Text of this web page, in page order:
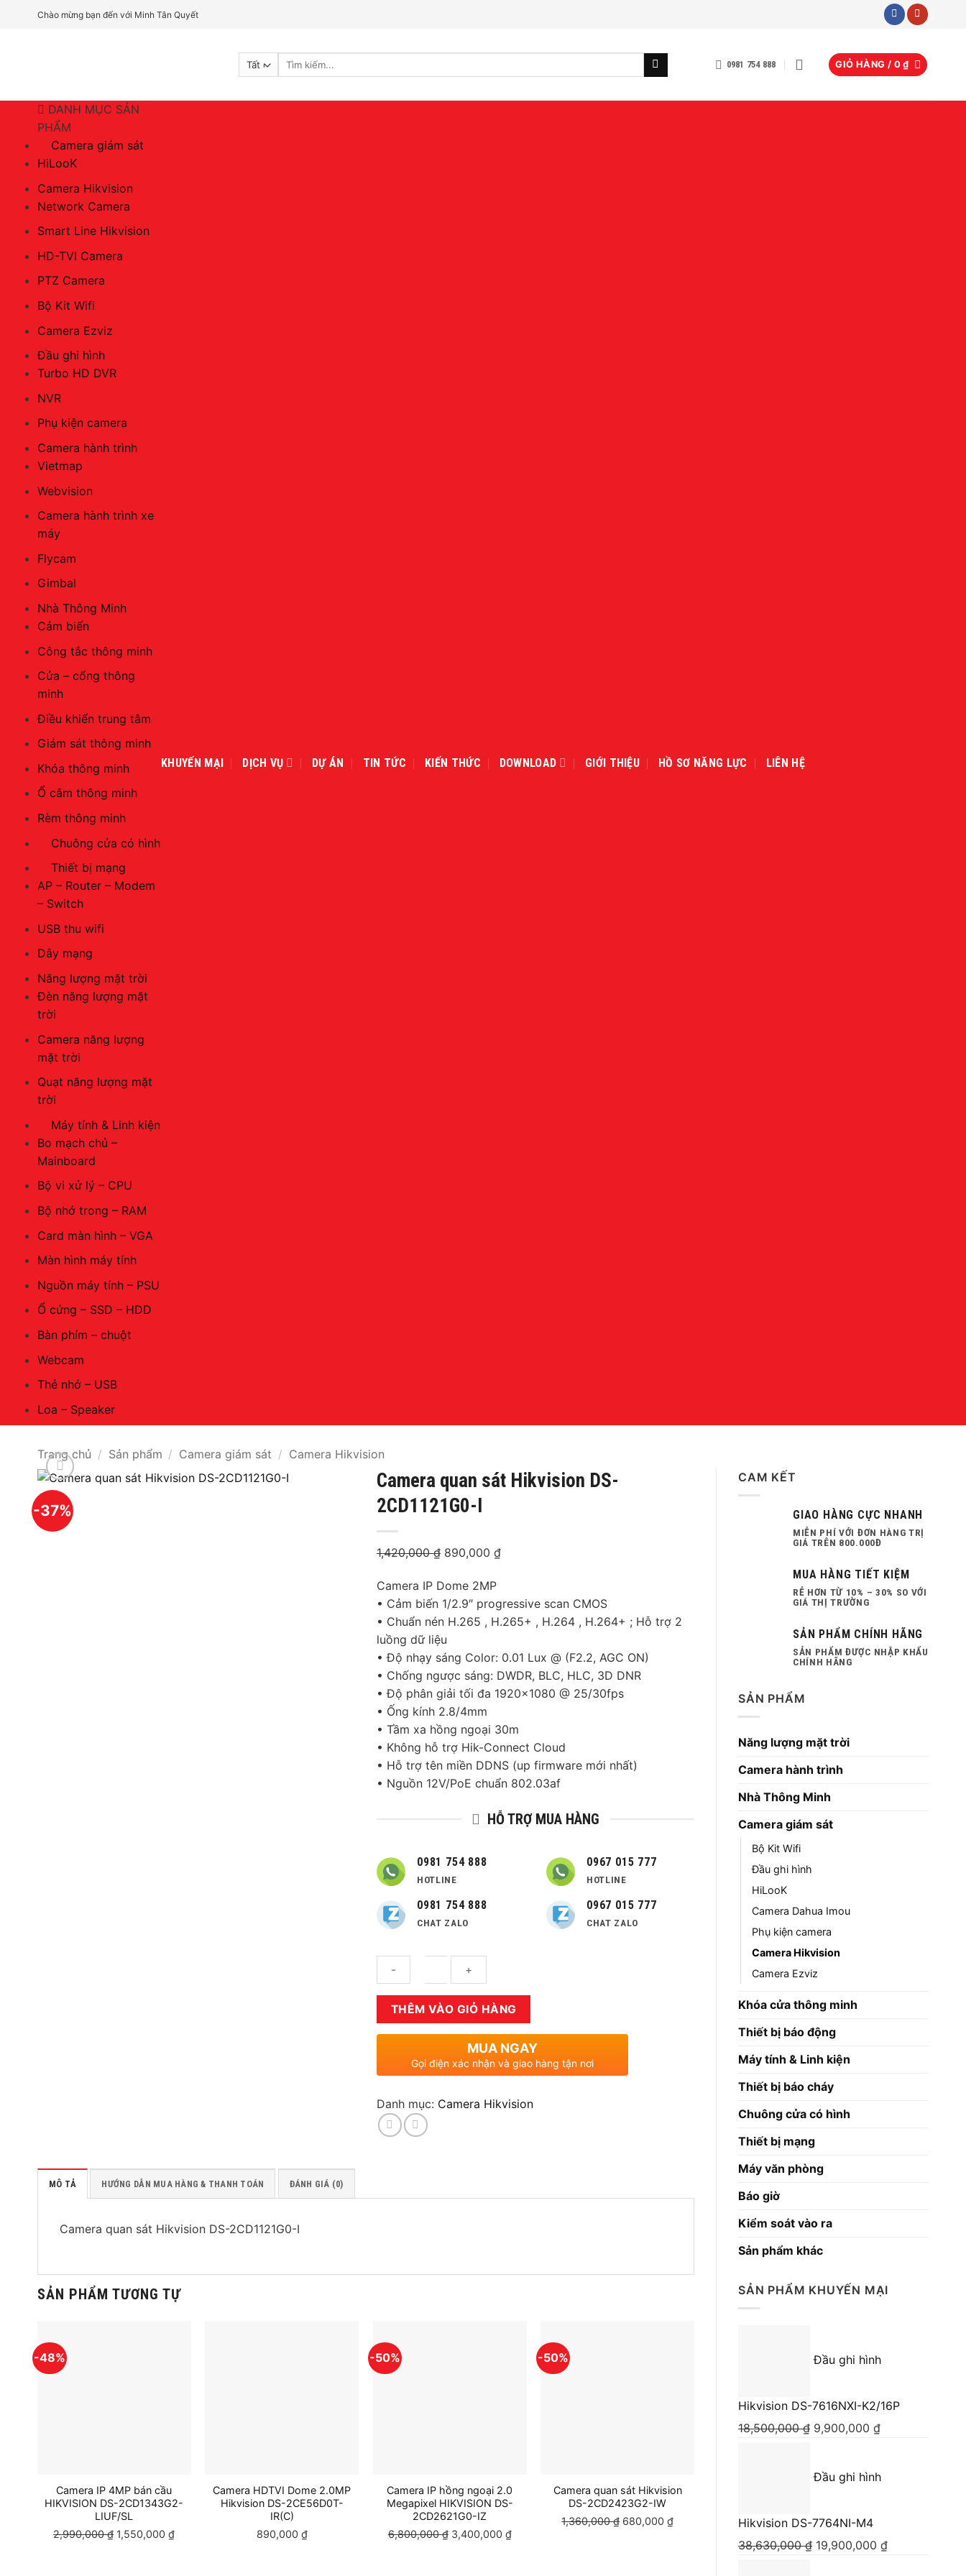
Chào mừng bạn đến với Minh Tân Quyết
Tìm
0981 754 888 GIỎ HÀNG / 0₫
DANH MỤC SẢN
PHẨM
Camera giám sát
HiLooK
Camera Hikvision
Network Camera
Smart Line Hikvision
HD-TVI Camera
PTZ Camera
Bộ Kit Wifi
Camera Ezviz
Đầu ghi hình
Turbo HD DVR
NVR
Phụ kiện camera
Camera hành trình
Vietmap
Webvision
Camera hành trình xe
máy
Flycam
Gimbal
Nhà Thông Minh
Cảm biến
Công tắc thông minh
Cửa – cổng thông
minh
Điều khiển trung tâm
Giám sát thông minh
Khóa thông minh
Ổ cắm thông minh
Rèm thông minh
Chuông cửa có hình
Thiết bị mạng
AP – Router – Modem
– Switch
USB thu wifi
Dây mạng
Năng lượng mặt trời
Đèn năng lượng mặt
trời
Camera năng lượng
mặt trời
Quạt năng lượng mặt
trời
Máy tính & Linh kiện
Bo mạch chủ –
Mainboard
Bộ vi xử lý – CPU
Bộ nhớ trong – RAM
Card màn hình – VGA
Màn hình máy tính
Nguồn máy tính – PSU
Ổ cứng – SSD – HDD
Bàn phím – chuột
Webcam
Thẻ nhớ – USB
Loa – Speaker
KHUYẾN MẠI DỊCH VỤ DỰ ÁN TIN TỨC KIẾN THỨC DOWNLOAD GIỚI THIỆU HỒ SƠ NĂNG LỰC LIÊN HỆ
Trang chủ / Sản phẩm / Camera giám sát / Camera Hikvision
CAM KẾT
GIAO HÀNG CỰC NHANH
MIỄN PHÍ VỚI ĐƠN HÀNG TRỊ
GIÁ TRÊN 800.000Đ
MUA HÀNG TIẾT KIỆM
RẺ HƠN TỪ 10% – 30% SO VỚI
GIÁ THỊ TRƯỜNG
SẢN PHẨM CHÍNH HÃNG
SẢN PHẨM ĐƯỢC NHẬP KHẨU
CHÍNH HÃNG
SẢN PHẨM
Năng lượng mặt trời
Camera hành trình
Nhà Thông Minh
Camera giám sát
Bộ Kit Wifi
Đầu ghi hình
HiLooK
Camera Dahua Imou
Phụ kiện camera
Camera Hikvision
Camera Ezviz
Khóa cửa thông minh
Thiết bị báo động
Máy tính & Linh kiện
Thiết bị báo cháy
Chuông cửa có hình
Thiết bị mạng
Máy văn phòng
Báo giờ
Kiểm soát vào ra
Sản phẩm khác
SẢN PHẨM KHUYẾN MẠI
Đầu ghi hình
Hikvision DS-7616NXI-K2/16P
18,500,000₫ Giá
18,500,000 ₫.
9,900,000 ₫
là:
Đầu ghi hình
Hikvision DS-7764NI-M4
38,630,000₫ Giá
19,900,000 ₫
-37%
Camera quan sát Hikvision DS-
2CD1121G0-I
1,420,000₫ Giá
là:
1,420,000 ₫.
890,000 ₫
là:
890,000 ₫.
Camera IP Dome 2MP
• Cảm biến 1/2.9″ progressive scan CMOS
• Chuẩn nén H.265 , H.265+ , H.264 , H.264+ ; Hỗ trợ 2
luồng dữ liệu
• Độ nhạy sáng Color: 0.01 Lux @ (F2.2, AGC ON)
• Chống ngược sáng: DWDR, BLC, HLC, 3D DNR
• Độ phân giải tối đa 1920×1080 @ 25/30fps
• Ống kính 2.8/4mm
• Tầm xa hồng ngoại 30m
• Không hỗ trợ Hik-Connect Cloud
• Hỗ trợ tên miền DDNS (up firmware mới nhất)
• Nguồn 12V/PoE chuẩn 802.03af
HỖ TRỢ MUA HÀNG
0981 754 888
HOTLINE
0981 754 888
CHAT ZALO
0967 015 777
HOTLINE
0967 015 777
CHAT ZALO
THÊM VÀO GIỎ HÀNG
MUA NGAY
Gọi điện xác nhận và giao hàng tận nơi
Danh mục: Camera Hikvision
MÔ TẢ HƯỚNG DẪN MUA HÀNG & THANH TOÁN ĐÁNH GIÁ (0)
Camera quan sát Hikvision DS-2CD1121G0-I
SẢN PHẨM TƯƠNG TỰ
-48%
Camera IP 4MP bán cầu
HIKVISION DS-2CD1343G2-
LIUF/SL
2,990,000₫ Giá
1,550,000₫
Camera HDTVI Dome 2.0MP
Hikvision DS-2CE56D0T-
IR(C)
890,000 ₫
-50%
Camera IP hồng ngoại 2.0
Megapixel HIKVISION DS-
2CD2621G0-IZ
6,800,000₫ Giá
3,400,000 ₫Giá
-50%
Camera quan sát Hikvision
DS-2CD2423G2-IW
1,360,000₫ Giá
680,000₫
1,500,000₫ Giá
660,000₫Giá
-49%